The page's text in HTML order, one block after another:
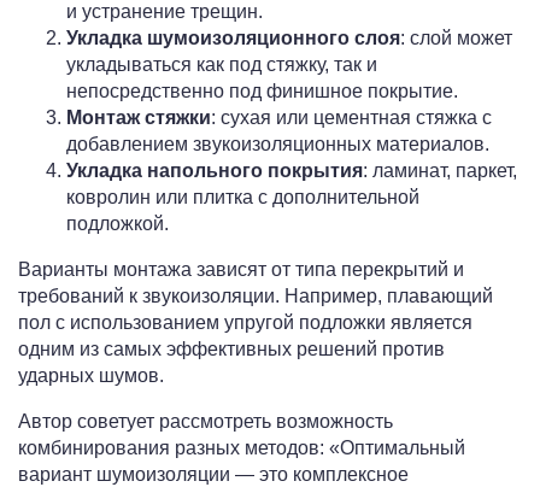
и устранение трещин.
Укладка шумоизоляционного слоя: слой может
укладываться как под стяжку, так и
непосредственно под финишное покрытие.
Монтаж стяжки: сухая или цементная стяжка с
добавлением звукоизоляционных материалов.
Укладка напольного покрытия: ламинат, паркет,
ковролин или плитка с дополнительной
подложкой.
Варианты монтажа зависят от типа перекрытий и
требований к звукоизоляции. Например, плавающий
пол с использованием упругой подложки является
одним из самых эффективных решений против
ударных шумов.
Автор советует рассмотреть возможность
комбинирования разных методов: «Оптимальный
вариант шумоизоляции — это комплексное